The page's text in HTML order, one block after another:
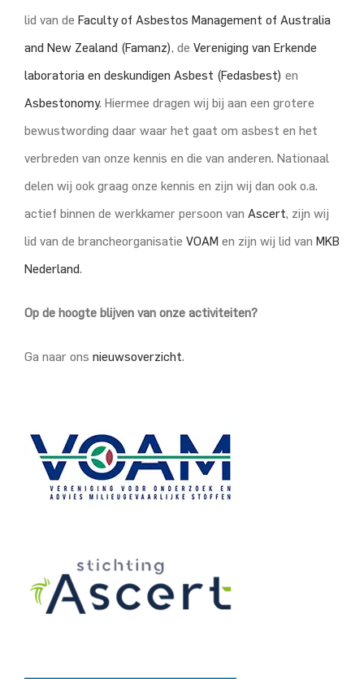
lid van de Faculty of Asbestos Management of Australia
and New Zealand (Famanz), de Vereniging van Erkende
laboratoria en deskundigen Asbest (Fedasbest) en
Asbestonomy. Hiermee dragen wij bij aan een grotere
bewustwording daar waar het gaat om asbest en het
verbreden van onze kennis en die van anderen. Nationaal
delen wij ook graag onze kennis en zijn wij dan ook o.a.
actief binnen de werkkamer persoon van Ascert, zijn wij
lid van de brancheorganisatie VOAM en zijn wij lid van MKB
Nederland.
Op de hoogte blijven van onze activiteiten?
Ga naar ons nieuwsoverzicht.